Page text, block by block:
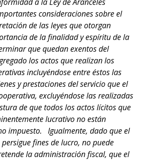
consideraciones sobre el
de las leyes que otorgan
de la finalidad y espíritu de la
que quedan exentos del
los actos que realizan los
incluyéndose entre éstos las
y prestaciones del servicio que el
excluyéndose las realizadas
de que todos los actos lícitos que
lucrativo no están
impuesto. Igualmente, dado que el
fines de lucro, no puede
la administración fiscal, que el